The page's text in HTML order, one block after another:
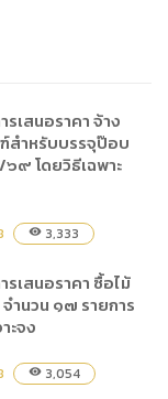
รเสนอราคา จ้าง
ำหรับบรรจุป๊อบ
๙ โดยวิธีเฉพาะ
visibility 3,333
รเสนอราคา ซื้อไม้
ำนวน ๑๗ รายการ
ะจง
visibility 3,054